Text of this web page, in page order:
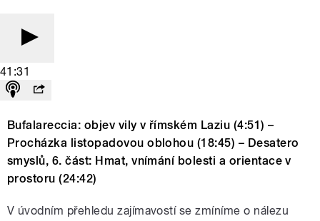
41:31
Bufalareccia: objev vily v římském Laziu (4:51) –
Procházka listopadovou oblohou (18:45) – Desatero
smyslů, 6. část: Hmat, vnímání bolesti a orientace v
prostoru (24:42)
V úvodním přehledu zajímavostí se zmíníme o nálezu